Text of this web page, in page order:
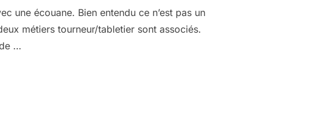
une écouane. Bien entendu ce n’est pas un
métiers tourneur/tabletier sont associés.
…